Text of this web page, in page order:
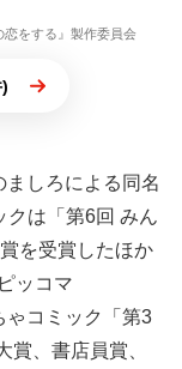
をする』製作委員会
しろによる同名
クは「第6回 みん
を受賞したほか
ッコマ
ゃコミック「第3
賞、書店員賞、